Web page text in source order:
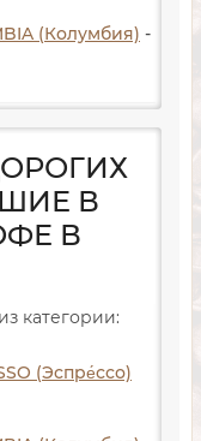
(Колумбия) -
В
В
категории:
(Эспре́ссо)